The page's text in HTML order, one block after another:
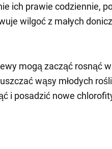
ich prawie codziennie,
wilgoć z małych
mogą zacząć rosnąć
wąsy młodych
i posadzić nowe